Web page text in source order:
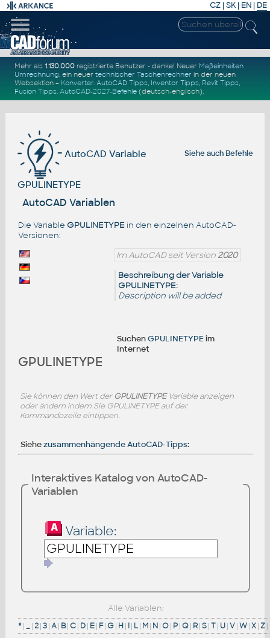
CZ | SK| EN | DE
Mehr als1.130.000 registrierte Benutzer - danke! Neuer Maßeinheiten
Umrechnung, ein neuertechnischer Taschenrechner in der neuen
Websektion – Konverter.AutoCAD Tipps, Inventor Tipps, Revit Tipps,
Fusion Tipps.AutoCAD-2027-Befehle (deutsch-englisch).
Siehe auchBefehle
AutoCAD Variable
GPULINETYPE
AutoCAD Variablen
Die Variable GPULINETYPEin den einzelnen AutoCAD-
Versionen:
Im AutoCAD seit Version 2020
Beschreibung der Variable
GPULINETYPE:
Description will be added
SuchenGPULINETYPEim
Internet
GPULINETYPE
Sie können den Wert der GPULINETYPEVariable anzeigen
oder ändern indem Sie GPULINETYPE auf der
Kommandozeile eintippen.
Siehezusammenhängende AutoCAD-Tipps:
Interaktives Katalog von AutoCAD-
Variablen
Variable:
Alle Variablen:
*| _|2|3|A| B|C| D| E| F|G| H| I| L| M| N|O| P|Q| R|S|T| U|V|W|X|Z|